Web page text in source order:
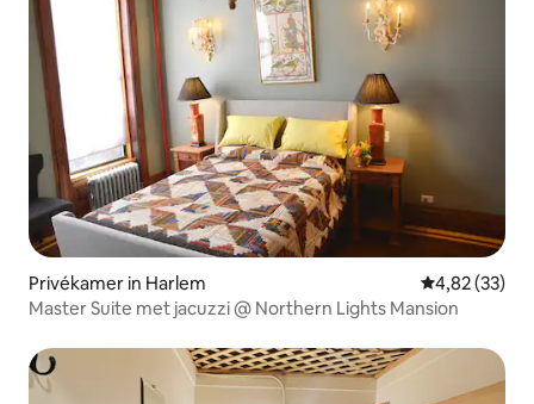
Privékamer in Harlem Gemiddelde
4,82 (33)
Master Suite met jacuzzi @ Northern Lights Mansion